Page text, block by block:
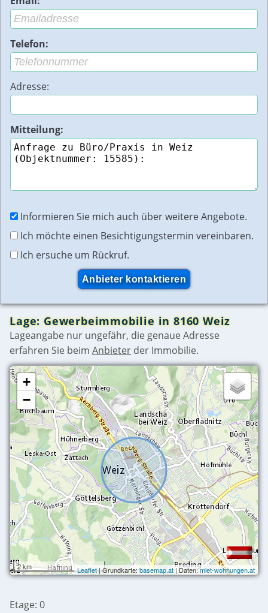
Telefon:
Adresse:
Mitteilung:
Informieren Sie mich auch über weitere Angebote.
Ich möchte einen Besichtigungstermin vereinbaren.
Ich ersuche um Rückruf.
Lage: Gewerbeimmobilie in 8160 Weiz
Lageangabe nur ungefähr, die genaue Adresse
erfahren Sie beimAnbieter der Immobilie.
+
−
2 km Leaflet| Grundkarte:basemap.at| Daten:miet-wohnungen.at
Etage: 0